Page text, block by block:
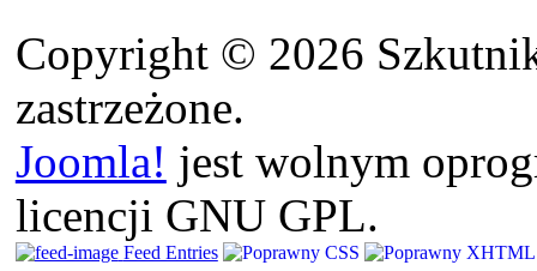
Copyright © 2026
zastrzeżone.
Joomla! jest wolnym
licencji GNU GPL.
Feed Entries